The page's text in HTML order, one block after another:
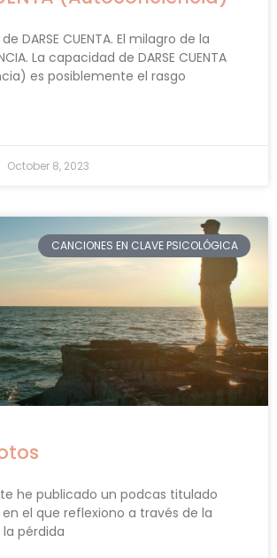
DARSE CUENTA. El milagro de la
La capacidad de DARSE CUENTA
es posiblemente el rasgo
October 8, 2023
CANCIONES EN CLAVE PSICOLÓGICA
he publicado un podcas titulado
el que reflexiono a través de la
pérdida